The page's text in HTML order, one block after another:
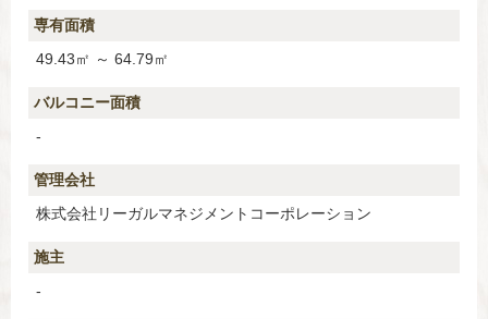
専有面積
49.43㎡ ～ 64.79㎡
バルコニー面積
-
管理会社
株式会社リーガルマネジメントコーポレーション
施主
-